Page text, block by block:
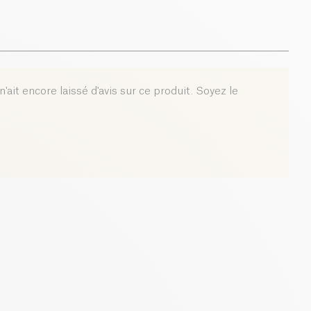
encore laissé d'avis sur ce produit. Soyez le